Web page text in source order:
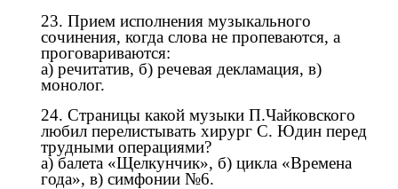
23. Прием исполнения музыкального
сочинения, когда слова не пропеваются, a
проговариваются:
а) речитатив, б) речевая декламация, в)
монолог.
24. Страницы какой музыки П.Чайковского
любил перелистывать хирург С. Юдин перед
трудными операциями?
а) балета «Щелкунчик», б) цикла «Времена
года», в) симфонии №6.